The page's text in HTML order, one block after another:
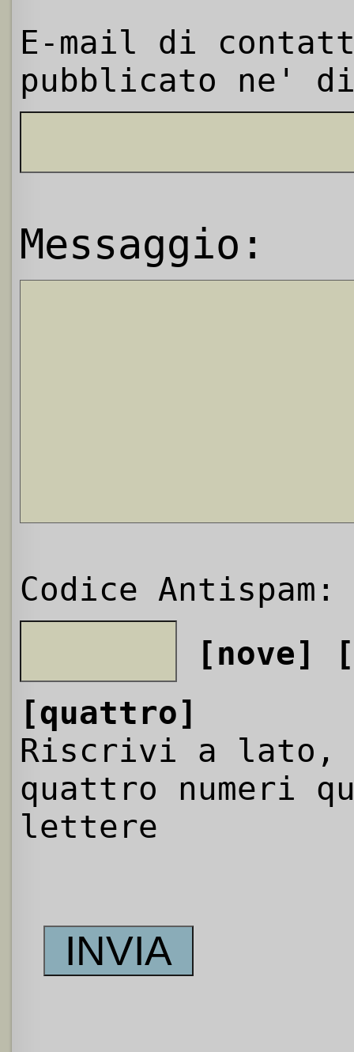
E-mail di
pubblicato ne'
Messaggio:
Codice Antispam:
[nove]
[quattro]
Riscrivi a
quattro numeri
lettere